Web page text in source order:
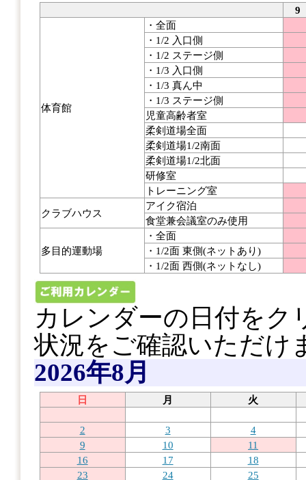
9
体育館
・全面
・1/2 入口側
・1/2 ステージ側
・1/3 入口側
・1/3 真ん中
・1/3 ステージ側
児童高齢者室
柔剣道場全面
柔剣道場1/2南面
柔剣道場1/2北面
研修室
トレーニング室
クラブハウス
アイク宿泊
食堂兼会議室のみ使用
多目的運動場
・全面
・1/2面 東側(ネットあり)
・1/2面 西側(ネットなし)
カレンダーの日付をク
状況をご確認いただけ
2026年8月
日 月 火
2 3
4
9
10
11
16
17
18
23
24
25